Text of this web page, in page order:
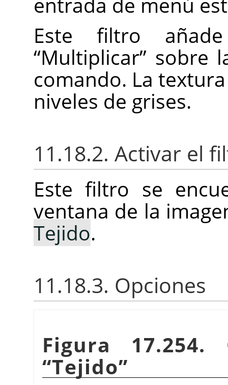
Este filtro
“Multiplicar” sobre
comando. La
niveles de grises.
11.18.2. Activar el
Este filtro se
ventana de la
Tejido.
11.18.3. Opciones
Figura
“Tejido”